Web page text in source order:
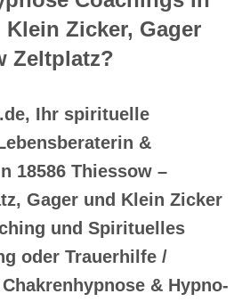
Zicker, Gager
Zeltplatz?
Ihr spirituelle
&
18586 Thiessow –
Gager und Klein Zicker
und Spirituelles
oder Trauerhilfe /
& Hypno-